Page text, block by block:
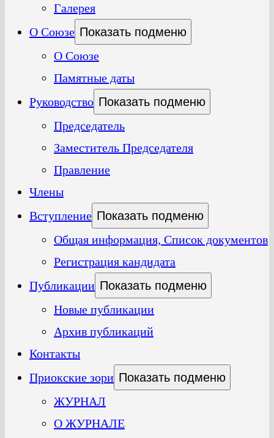
Галерея
О Союзе Показать подменю
О Союзе
Памятные даты
Руководство Показать подменю
Председатель
Заместитель Председателя
Правление
Члены
Вступление Показать подменю
Общая информация, Список документов
Регистрация кандидата
Публикации Показать подменю
Новые публикации
Архив публикаций
Контакты
Приокские зори Показать подменю
ЖУРНАЛ
О ЖУРНАЛЕ